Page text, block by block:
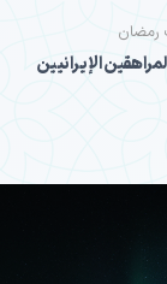
رمضان
الإيرانيين